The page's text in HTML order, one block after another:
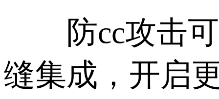
防cc攻击可
缝集成，开启